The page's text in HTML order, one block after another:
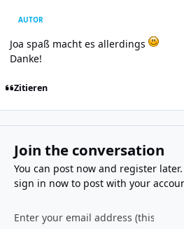
AUTOR
Joa spaß macht es allerdings
Danke!
Zitieren
Join the conversation
You can post now and register
sign in nowto post with your